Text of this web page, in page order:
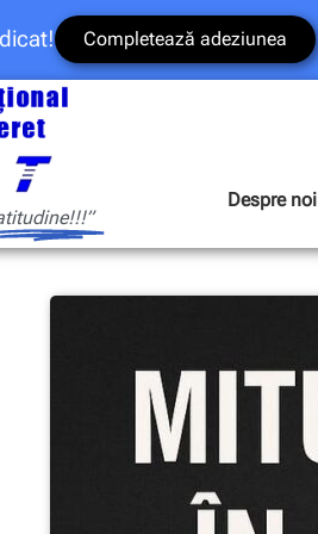
Completează adeziunea
Despre noi